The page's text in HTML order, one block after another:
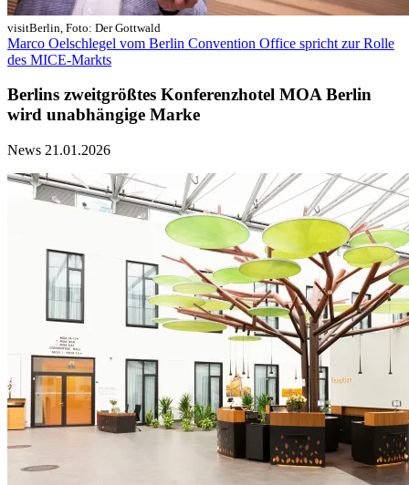
visitBerlin, Foto: Der Gottwald
Marco Oelschlegel vom Berlin Convention Office spricht zur Rolle
des MICE-Markts
Berlins zweitgrößtes Konferenzhotel MOA Berlin
wird unabhängige Marke
News 21.01.2026